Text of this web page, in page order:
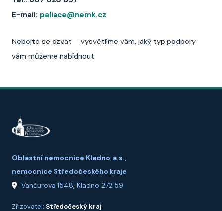
E-mail: paliace@nemk.cz
Nebojte se ozvat – vysvětlíme vám, jaký typ podpory
vám můžeme nabídnout.
Oblastní nemocnice Kladno, a.s.,
nemocnice Středočeského kraje
Vančurova 1548, Kladno 272 59
Zřizovatel: Středočeský kraj